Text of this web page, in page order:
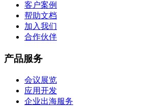
客户案例
帮助文档
加入我们
合作伙伴
产品服务
会议展览
应用开发
企业出海服务